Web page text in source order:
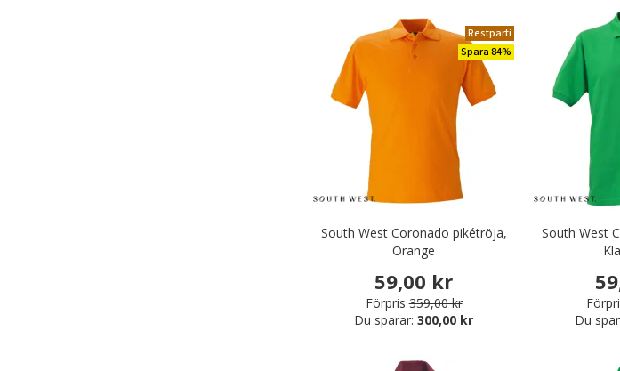
Restparti
Spara 84%
South West Coronado pikétröja,
Orange
59,00 kr
Förpris 359,00 kr
Du sparar:300,00 kr
South West
Du